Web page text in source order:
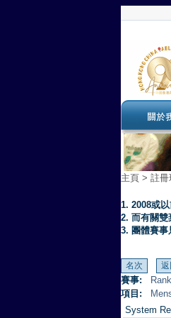
主頁 > 註冊
1. 2008或
2. 而有關雙
3. 團體賽事
賽事:
項目:
System